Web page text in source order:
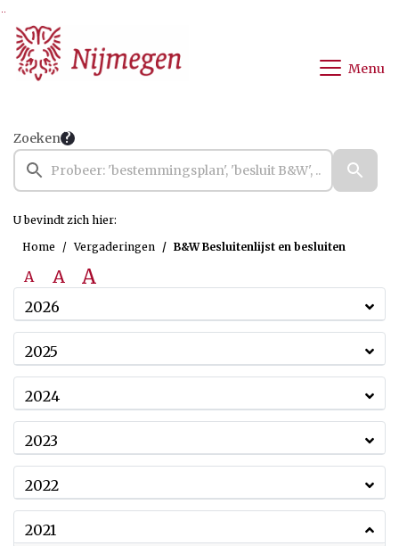
Menu
Zoeken
U bevindt zich hier:
Home
Vergaderingen B&W Besluitenlijst en besluiten
A A A
2026
2025
2024
2023
2022
2021